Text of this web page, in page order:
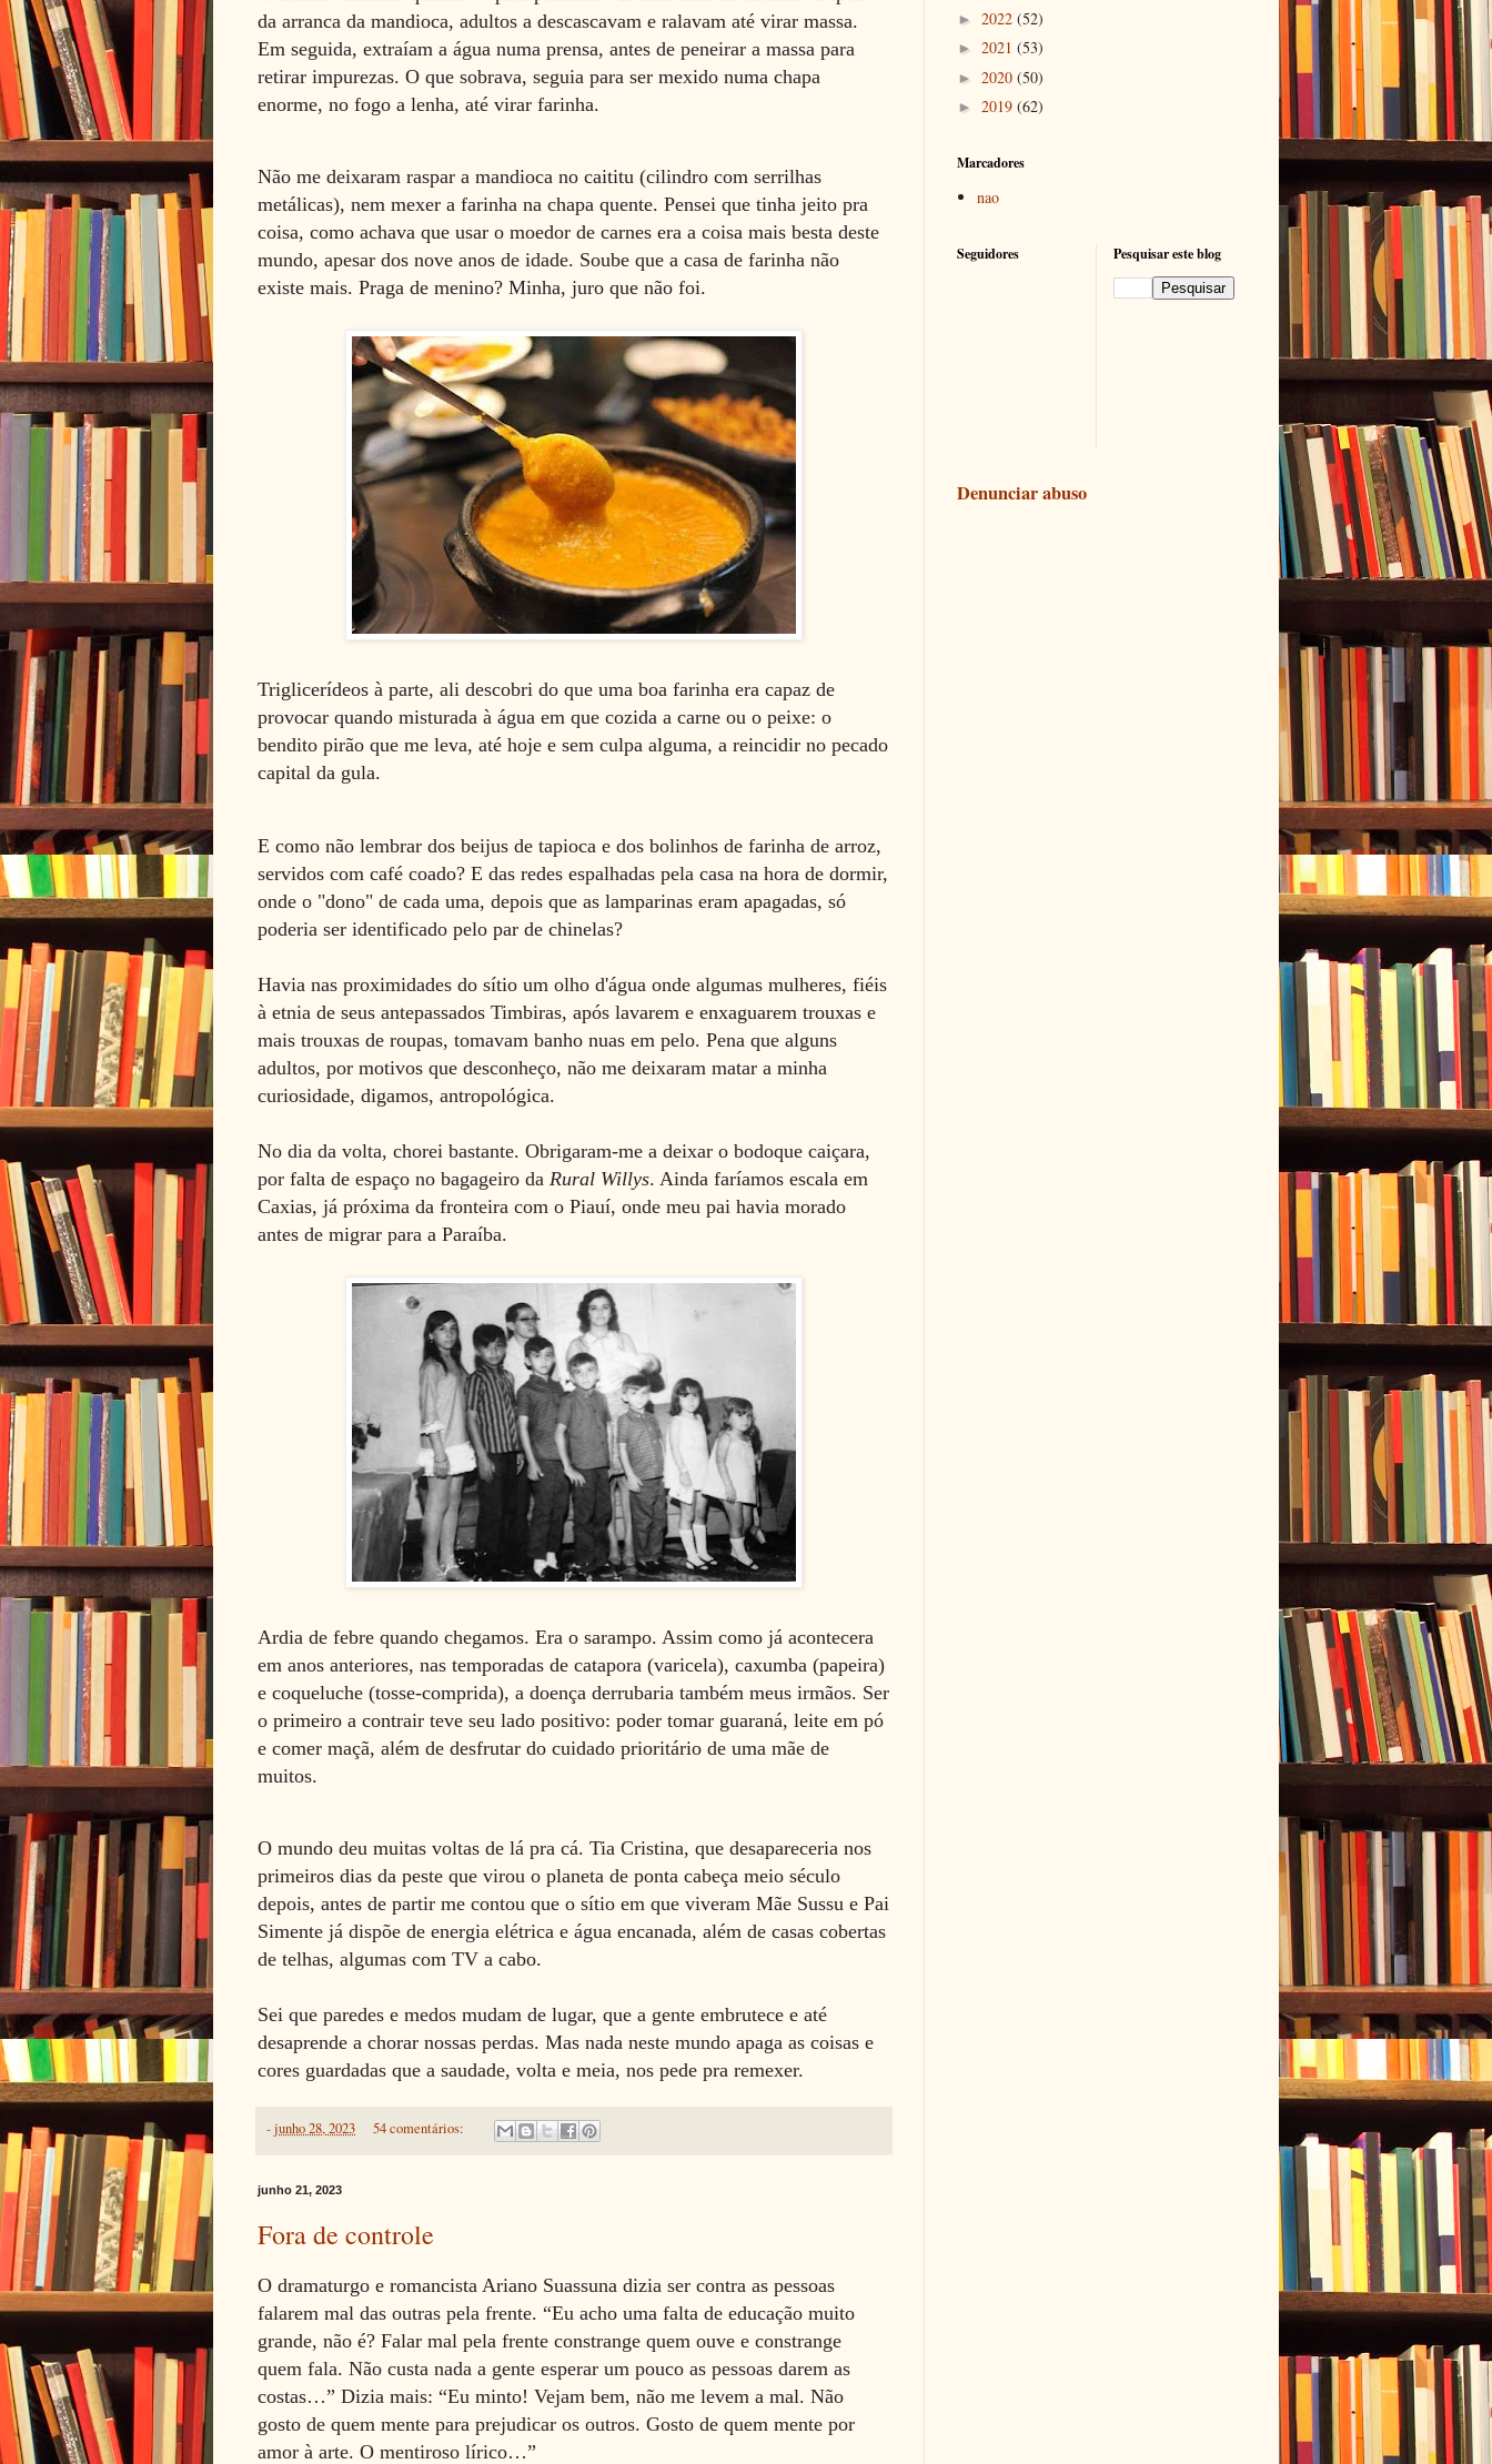
da arranca da mandioca, adultos a descascavam e ralavam até virar massa.
Em seguida, extraíam a água numa prensa, antes de peneirar a massa para
retirar impurezas. O que sobrava, seguia para ser mexido numa chapa
enorme, no fogo a lenha, até virar farinha.
Não me deixaram raspar a mandioca no caititu (cilindro com serrilhas
metálicas), nem mexer a farinha na chapa quente. Pensei que tinha jeito pra
coisa, como achava que usar o moedor de carnes era a coisa mais besta deste
mundo, apesar dos nove anos de idade. Soube que a casa de farinha não
existe mais. Praga de menino? Minha, juro que não foi.
Triglicerídeos à parte, ali descobri do que uma boa farinha era capaz de
provocar quando misturada à água em que cozida a carne ou o peixe: o
bendito pirão que me leva, até hoje e sem culpa alguma, a reincidir no pecado
capital da gula.
E como não lembrar dos beijus de tapioca e dos bolinhos de farinha de arroz,
servidos com café coado? E das redes espalhadas pela casa na hora de dormir,
onde o "dono" de cada uma, depois que as lamparinas eram apagadas, só
poderia ser identificado pelo par de chinelas?
Havia nas proximidades do sítio um olho d'água onde algumas mulheres, fiéis
à etnia de seus antepassados Timbiras, após lavarem e enxaguarem trouxas e
mais trouxas de roupas, tomavam banho nuas em pelo. Pena que alguns
adultos, por motivos que desconheço, não me deixaram matar a minha
curiosidade, digamos, antropológica.
No dia da volta, chorei bastante. Obrigaram-me a deixar o bodoque caiçara,
por falta de espaço no bagageiro da Rural Willys. Ainda faríamos escala em
Caxias, já próxima da fronteira com o Piauí, onde meu pai havia morado
antes de migrar para a Paraíba.
Ardia de febre quando chegamos. Era o sarampo. Assim como já acontecera
em anos anteriores, nas temporadas de catapora (varicela), caxumba (papeira)
e coqueluche (tosse-comprida), a doença derrubaria também meus irmãos. Ser
o primeiro a contrair teve seu lado positivo: poder tomar guaraná, leite em pó
e comer maçã, além de desfrutar do cuidado prioritário de uma mãe de
muitos.
O mundo deu muitas voltas de lá pra cá. Tia Cristina, que desapareceria nos
primeiros dias da peste que virou o planeta de ponta cabeça meio século
depois, antes de partir me contou que o sítio em que viveram Mãe Sussu e Pai
Simente já dispõe de energia elétrica e água encanada, além de casas cobertas
de telhas, algumas com TV a cabo.
Sei que paredes e medos mudam de lugar, que a gente embrutece e até
desaprende a chorar nossas perdas. Mas nada neste mundo apaga as coisas e
cores guardadas que a saudade, volta e meia, nos pede pra remexer.
-junho 28, 2023 54 comentários:
junho 21, 2023
Fora de controle
O dramaturgo e romancista Ariano Suassuna dizia ser contra as pessoas
falarem mal das outras pela frente. “Eu acho uma falta de educação muito
grande, não é? Falar mal pela frente constrange quem ouve e constrange
quem fala. Não custa nada a gente esperar um pouco as pessoas darem as
costas…” Dizia mais: “Eu minto! Vejam bem, não me levem a mal. Não
gosto de quem mente para prejudicar os outros. Gosto de quem mente por
amor à arte. O mentiroso lírico…”
► 2022 (52)
► 2021 (53)
► 2020 (50)
► 2019 (62)
Marcadores
nao
Seguidores Pesquisar este blog
Denunciar abuso